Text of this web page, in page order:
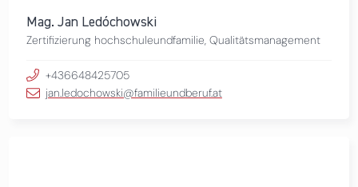
Mag. Jan Ledóchowski
Zertifizierung hochschuleundfamilie, Qualitätsmanagement
+436648425705
jan.ledochowski@familieundberuf.at